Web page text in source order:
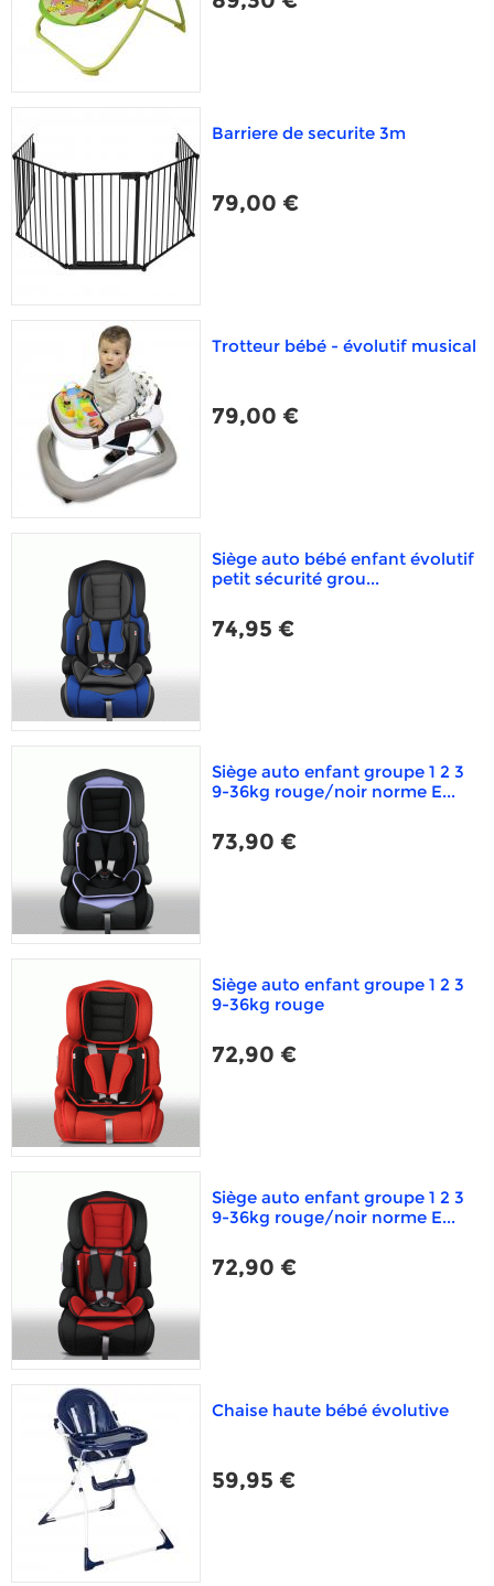
Barriere de securite 3m
79,00 €
Trotteur bébé - évolutif musical
79,00 €
Siège auto bébé enfant évolutif
petit sécurité grou...
74,95 €
Siège auto enfant groupe 1 2 3
9-36kg rouge/noir norme E...
73,90 €
Siège auto enfant groupe 1 2 3
9-36kg rouge
72,90 €
Siège auto enfant groupe 1 2 3
9-36kg rouge/noir norme E...
72,90 €
Chaise haute bébé évolutive
59,95 €